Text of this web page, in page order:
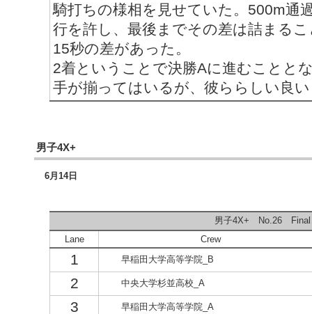
騎打ちの様相を見せていた。500m通
行を許し、最後までその差は詰まる
15秒の差があった。
2着ということで決勝Aに進むことと
手が揃ってはいるが、彼ららしい良
男子4X+
6月14日
男子4X+ No.26
Lane
Crew
1 早稲田大学高等学院_B
2 中央大学杉並高校_A
3 早稲田大学高等学院_A